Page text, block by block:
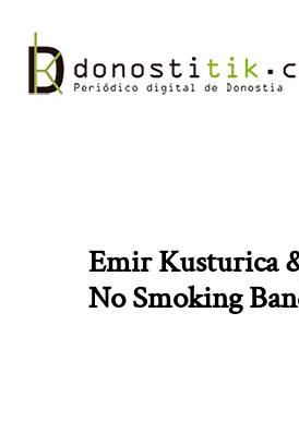
contenido
Emir Kusturica
No Smoking